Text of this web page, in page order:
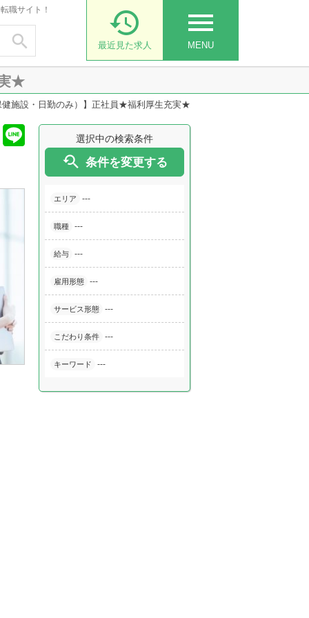
職サイト！

menu
MENU

最近見た求人
★
健施設・日勤のみ）】正社員★福利厚生充実★
選択中の検索条件
 条件を変更する
エリア ---
職種 ---
給与 ---
雇用形態 ---
サービス形態 ---
こだわり条件 ---
キーワード ---